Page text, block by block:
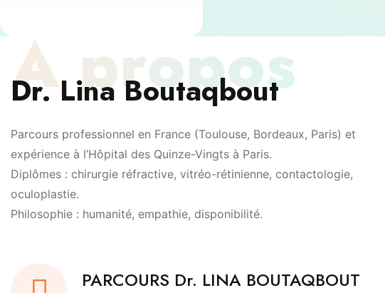
À propos
Dr. Lina Boutaqbout
Parcours professionnel en France (Toulouse, Bordeaux, Paris) et
expérience à l’Hôpital des Quinze-Vingts à Paris.
Diplômes : chirurgie réfractive, vitréo-rétinienne, contactologie,
oculoplastie.
Philosophie : humanité, empathie, disponibilité.
PARCOURS Dr. LINA BOUTAQBOUT